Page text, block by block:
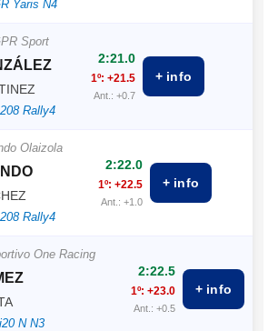
Yaris N4
Sport
Rally4
2:21.0
1º: +21.5
Ant.: +0.7
+ info
Olaizola
Rally4
2:22.0
1º: +22.5
Ant.: +1.0
+ info
One Racing
N N3
2:22.5
1º: +23.0
Ant.: +0.5
+ info